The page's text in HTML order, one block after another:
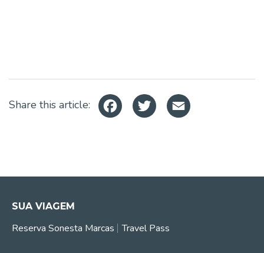
Share this article: Facebook
Twitter
SUA VIAGEM
Reserva Sonesta Marcas Travel Pass